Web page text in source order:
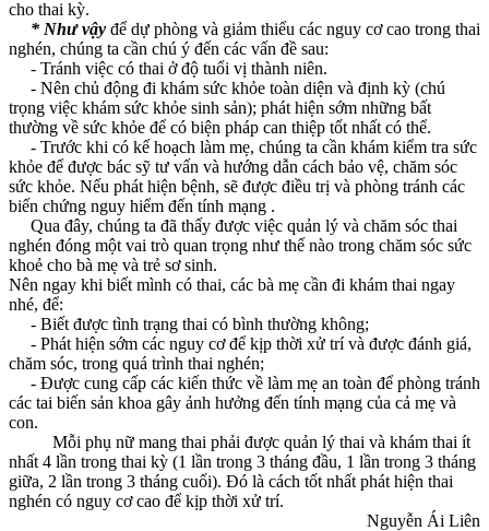
cho thai kỳ.
* Như vậy để dự phòng và giảm thiểu các nguy cơ cao trong thai
nghén, chúng ta cần chú ý đến các vấn đề sau:
- Tránh việc có thai ở độ tuổi vị thành niên.
- Nên chủ động đi khám sức khỏe toàn diện và định kỳ (chú
trọng việc khám sức khỏe sinh sản); phát hiện sớm những bất
thường về sức khỏe để có biện pháp can thiệp tốt nhất có thể.
- Trước khi có kế hoạch làm mẹ, chúng ta cần khám kiểm tra sức
khỏe để được bác sỹ tư vấn và hướng dẫn cách bảo vệ, chăm sóc
sức khỏe. Nếu phát hiện bệnh, sẽ được điều trị và phòng tránh các
biến chứng nguy hiểm đến tính mạng .
Qua đây, chúng ta đã thấy được việc quản lý và chăm sóc thai
nghén đóng một vai trò quan trọng như thế nào trong chăm sóc sức
khoẻ cho bà mẹ và trẻ sơ sinh.
Nên ngay khi biết mình có thai, các bà mẹ cần đi khám thai ngay
nhé, để:
- Biết được tình trạng thai có bình thường không;
- Phát hiện sớm các nguy cơ để kịp thời xử trí và được đánh giá,
chăm sóc, trong quá trình thai nghén;
- Được cung cấp các kiến thức về làm mẹ an toàn để phòng tránh
các tai biến sản khoa gây ảnh hưởng đến tính mạng của cả mẹ và
con.
Mỗi phụ nữ mang thai phải được quản lý thai và khám thai ít
nhất 4 lần trong thai kỳ (1 lần trong 3 tháng đầu, 1 lần trong 3 tháng
giữa, 2 lần trong 3 tháng cuối). Đó là cách tốt nhất phát hiện thai
nghén có nguy cơ cao để kịp thời xử trí.
Nguyễn Ái Liên